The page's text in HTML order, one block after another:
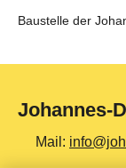
Baustelle der
Johannes-
Mail: